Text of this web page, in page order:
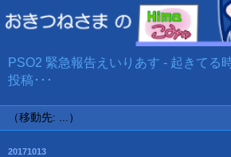
PSO2 緊急報告えいりあす - 起きてる
投稿･･･
20171013